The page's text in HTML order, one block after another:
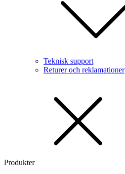
Teknisk support
Returer och reklamationer
Produkter